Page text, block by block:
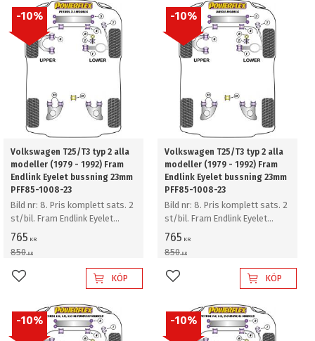
Volkswagen T25/T3 typ 2 alla
modeller (1979 - 1992) Fram
Endlink Eyelet bussning 23mm
PFF85-1008-23
Bild nr: 8. Pris komplett sats. 2
st/bil. Fram Endlink Eyelet
bussning 23mm
765 KR
850KR
10%
Lägg till i favoriterKÖP
Volkswagen T25/T3 typ 2 alla
modeller (1979 - 1992) Fram
Endlink Eyelet bussning 23mm
PFF85-1008-23
Bild nr: 8. Pris komplett sats. 2
st/bil. Fram Endlink Eyelet
bussning 23mm
765 KR
850KR
10%
Lägg till i favoriterKÖP
10% 10%